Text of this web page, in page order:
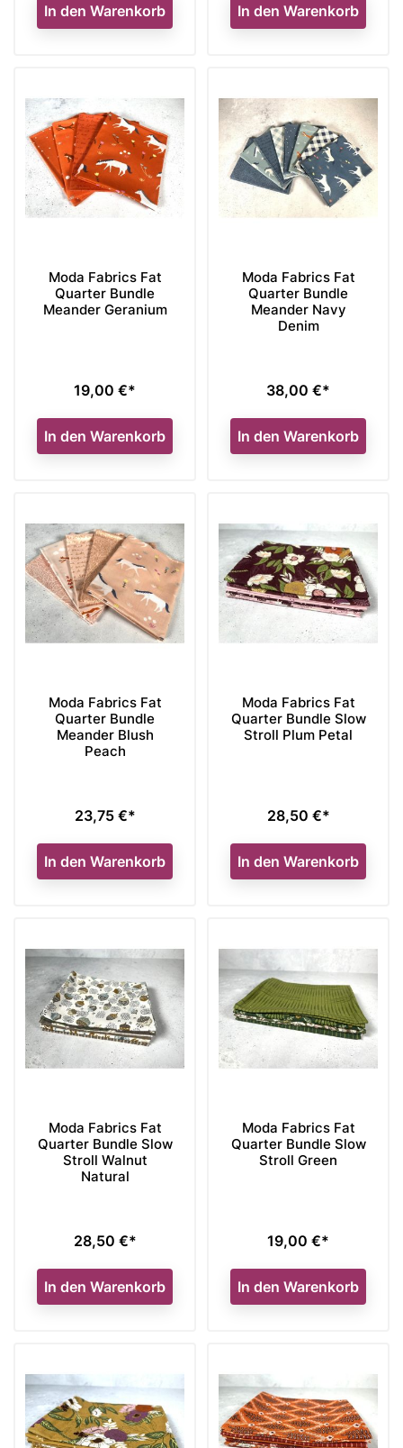
In den Warenkorb In den Warenkorb
Moda Fabrics Fat
Quarter Bundle
Meander Geranium
Preis
19,00 €*
In den Warenkorb
Moda Fabrics Fat
Quarter Bundle
Meander Navy
Denim
Preis
38,00 €*
In den Warenkorb
Moda Fabrics Fat
Quarter Bundle
Meander Blush
Peach
Preis
23,75 €*
In den Warenkorb
Moda Fabrics Fat
Quarter Bundle Slow
Stroll Plum Petal
Preis
28,50 €*
In den Warenkorb
Moda Fabrics Fat
Quarter Bundle Slow
Stroll Walnut
Natural
Preis
28,50 €*
In den Warenkorb
Moda Fabrics Fat
Quarter Bundle Slow
Stroll Green
Preis
19,00 €*
In den Warenkorb